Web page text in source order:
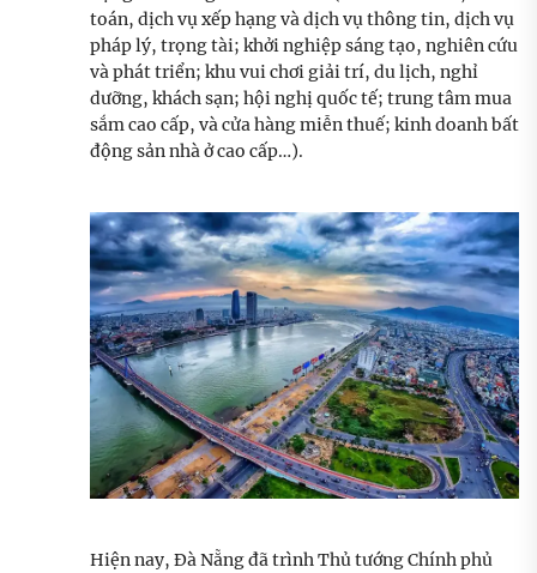
toán, dịch vụ xếp hạng và dịch vụ thông tin, dịch vụ
pháp lý, trọng tài; khởi nghiệp sáng tạo, nghiên cứu
và phát triển; khu vui chơi giải trí, du lịch, nghỉ
dưỡng, khách sạn; hội nghị quốc tế; trung tâm mua
sắm cao cấp, và cửa hàng miễn thuế; kinh doanh bất
động sản nhà ở cao cấp…).
Hiện nay, Đà Nẵng đã trình Thủ tướng Chính phủ